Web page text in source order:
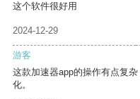
这个软件很好用
2024-12-29
游客
这款加速器app的操作有点复
化。